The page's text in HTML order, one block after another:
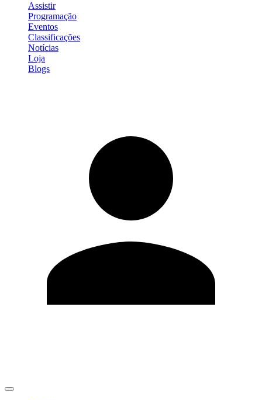
Assistir
Programação
Eventos
Classificações
Notícias
Loja
Blogs